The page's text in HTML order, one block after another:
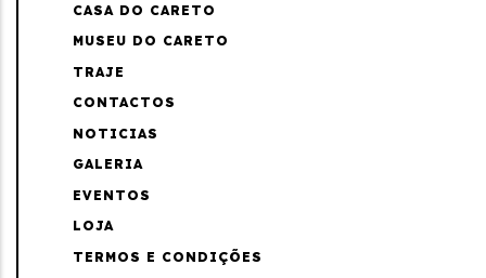
CASA DO CARETO
MUSEU DO CARETO
TRAJE
CONTACTOS
NOTICIAS
GALERIA
EVENTOS
LOJA
TERMOS E CONDIÇÕES